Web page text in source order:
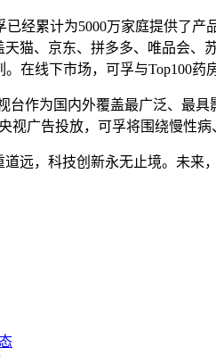
累计为5000万家庭提供了产
天猫、京东、拼多多、唯品会、
。在线下市场，可孚与Top100药
作为国内外覆盖最广泛、最具
视广告投放，可孚将围绕慢性
，科技创新永无止境。未来，